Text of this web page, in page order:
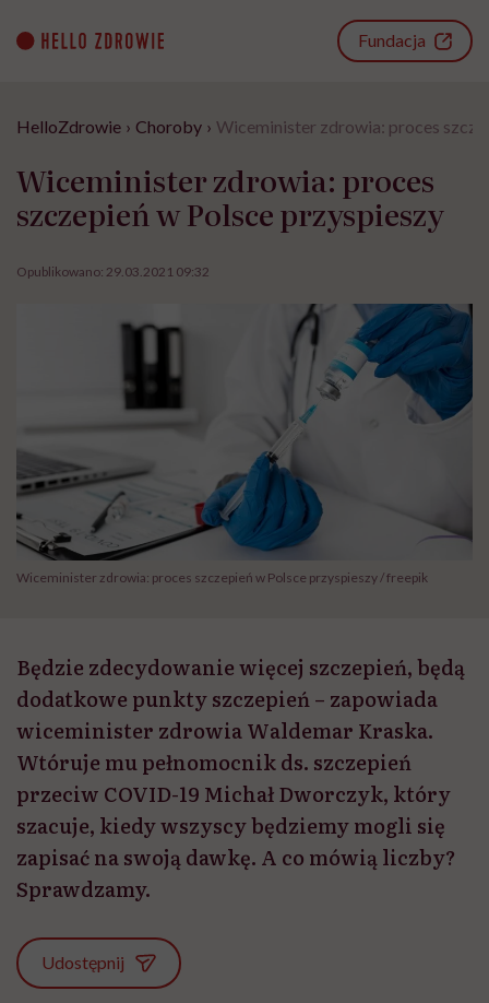
content
Fundacja
HelloZdrowie › Choroby › Wiceminister zdrowia: proces
Wiceminister zdrowia: proces
szczepień w Polsce przyspieszy
Opublikowano: 29.03.2021 09:32
Wiceminister zdrowia: proces szczepień w Polsce przyspieszy / freepik
Będzie zdecydowanie więcej szczepień, będą
dodatkowe punkty szczepień – zapowiada
wiceminister zdrowia Waldemar Kraska.
Wtóruje mu pełnomocnik ds. szczepień
przeciw COVID-19 Michał Dworczyk, który
szacuje, kiedy wszyscy będziemy mogli się
zapisać na swoją dawkę. A co mówią liczby?
Sprawdzamy.
Udostępnij